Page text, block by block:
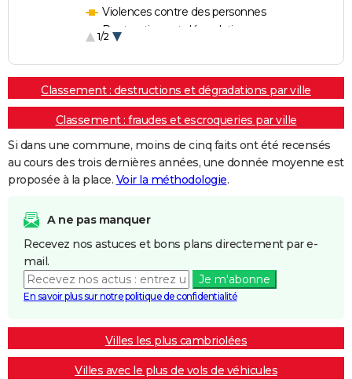
Violences contre des personnes
Destructions et dégradations
1/2
Classement : destructions et dégradations par ville
Classement : fraudes et escroqueries par ville
Si dans une commune, moins de cinq faits ont été recensés
au cours des trois dernières années, une donnée moyenne est
proposée à la place. Voir la méthodologie.
A ne pas manquer
Recevez nos astuces et bons plans directement par e-
mail.
Je m'abonne
En savoir plus sur notre politique de confidentialité
Villes les plus cambriolées
Villes avec le plus de vols de véhicules